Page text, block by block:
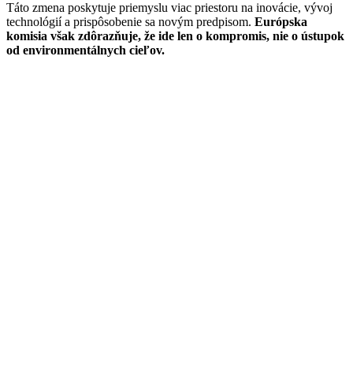
Táto zmena poskytuje priemyslu viac priestoru na inovácie, vývoj
technológií a prispôsobenie sa novým predpisom. Európska
komisia však zdôrazňuje, že ide len o kompromis, nie o ústupok
od environmentálnych cieľov.